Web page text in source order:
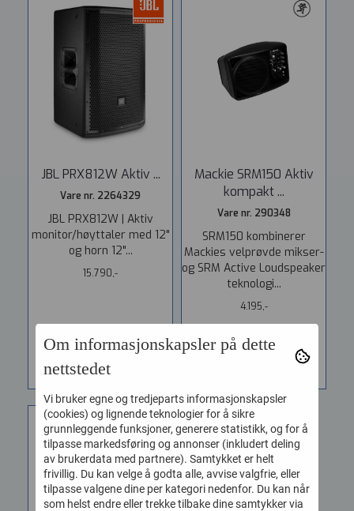
JBL PRX812W Aktiv ...
Vare nr. 2264329
JBL PRX812W | Aktiv
monitor/høyttaler med 12"
og horn 12"...
15.790,-
KJØP
Mackie SRM150 Aktiv
kompakt ...
Vare nr. 290348
SRM150 kombinerer
Mackies velprøvde mikser-
og SRM Active Loudspeaker
teknologi...
4.195,-
KJØP
Om informasjonskapsler på dette
nettstedet
Vi bruker egne og tredjeparts informasjonskapsler
(cookies) og lignende teknologier for å sikre
grunnleggende funksjoner, generere statistikk, og for å
tilpasse markedsføring og annonser (inkludert deling
av brukerdata med partnere). Samtykket er helt
frivillig. Du kan velge å godta alle, avvise valgfrie, eller
tilpasse valgene dine per kategori nedenfor. Du kan når
som helst endre eller trekke tilbake dine samtykker via